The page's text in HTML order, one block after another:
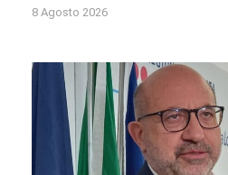
8 Agosto 2026